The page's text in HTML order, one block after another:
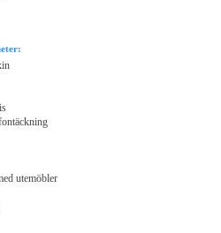
utemöbler